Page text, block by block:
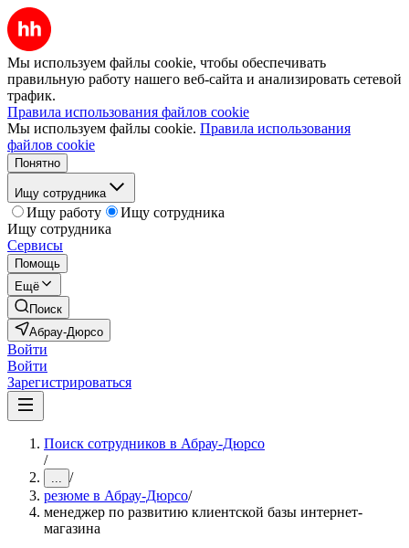
Мы используем файлы cookie, чтобы обеспечивать
правильную работу нашего веб-сайта и анализировать сетевой
трафик.
Правила использования файлов cookie
Мы используем файлы cookie. Правила использования
файлов cookie
Понятно
Ищу сотрудника
Ищу работу
Ищу сотрудника
Ищу сотрудника
Сервисы
Помощь
Ещё
Поиск
Абрау-Дюрсо
Войти
Войти
Зарегистрироваться
Поиск сотрудников в Абрау-Дюрсо
/
... /
резюме в Абрау-Дюрсо/
менеджер по развитию клиентской базы интернет-
магазина